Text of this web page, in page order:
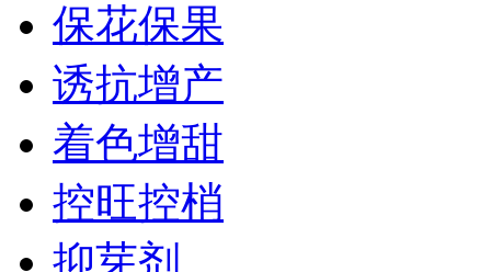
保花保果
诱抗增产
着色增甜
控旺控梢
抑芽剂